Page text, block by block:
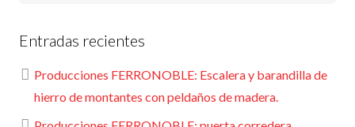
Entradas recientes
Producciones FERRONOBLE: Escalera y barandilla de
hierro de montantes con peldaños de madera.